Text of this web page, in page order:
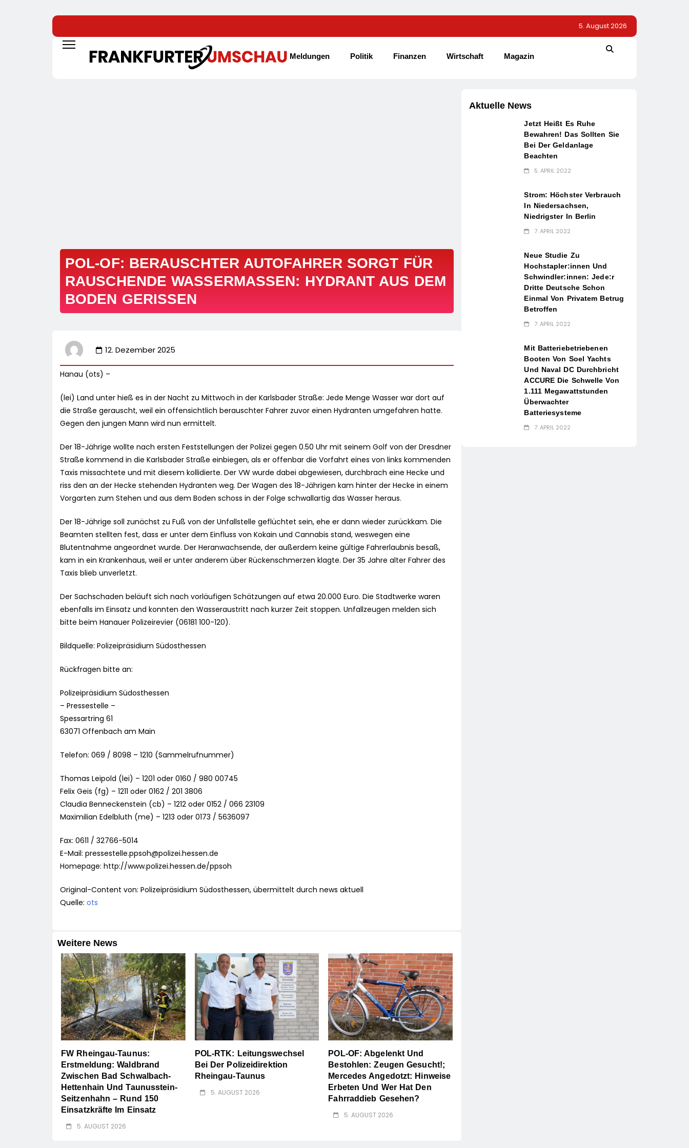
5. August 2026
Meldungen Politik Finanzen Wirtschaft Magazin
POL-OF: BERAUSCHTER AUTOFAHRER SORGT FÜR
RAUSCHENDE WASSERMASSEN: HYDRANT AUS DEM
BODEN GERISSEN
12. Dezember 2025
Hanau (ots) –
(lei) Land unter hieß es in der Nacht zu Mittwoch in der Karlsbader Straße: Jede Menge Wasser war dort auf
die Straße gerauscht, weil ein offensichtlich berauschter Fahrer zuvor einen Hydranten umgefahren hatte.
Gegen den jungen Mann wird nun ermittelt.
Der 18-Jährige wollte nach ersten Feststellungen der Polizei gegen 0.50 Uhr mit seinem Golf von der Dresdner
Straße kommend in die Karlsbader Straße einbiegen, als er offenbar die Vorfahrt eines von links kommenden
Taxis missachtete und mit diesem kollidierte. Der VW wurde dabei abgewiesen, durchbrach eine Hecke und
riss den an der Hecke stehenden Hydranten weg. Der Wagen des 18-Jährigen kam hinter der Hecke in einem
Vorgarten zum Stehen und aus dem Boden schoss in der Folge schwallartig das Wasser heraus.
Der 18-Jährige soll zunächst zu Fuß von der Unfallstelle geflüchtet sein, ehe er dann wieder zurückkam. Die
Beamten stellten fest, dass er unter dem Einfluss von Kokain und Cannabis stand, weswegen eine
Blutentnahme angeordnet wurde. Der Heranwachsende, der außerdem keine gültige Fahrerlaubnis besaß,
kam in ein Krankenhaus, weil er unter anderem über Rückenschmerzen klagte. Der 35 Jahre alter Fahrer des
Taxis blieb unverletzt.
Der Sachschaden beläuft sich nach vorläufigen Schätzungen auf etwa 20.000 Euro. Die Stadtwerke waren
ebenfalls im Einsatz und konnten den Wasseraustritt nach kurzer Zeit stoppen. Unfallzeugen melden sich
bitte beim Hanauer Polizeirevier (06181 100-120).
Bildquelle: Polizeipräsidium Südosthessen
Rückfragen bitte an:
Polizeipräsidium Südosthessen
– Pressestelle –
Spessartring 61
63071 Offenbach am Main
Telefon: 069 / 8098 – 1210 (Sammelrufnummer)
Thomas Leipold (lei) – 1201 oder 0160 / 980 00745
Felix Geis (fg) – 1211 oder 0162 / 201 3806
Claudia Benneckenstein (cb) – 1212 oder 0152 / 066 23109
Maximilian Edelbluth (me) – 1213 oder 0173 / 5636097
Fax: 0611 / 32766-5014
E-Mail: pressestelle.ppsoh@polizei.hessen.de
Homepage: http://www.polizei.hessen.de/ppsoh
Original-Content von: Polizeipräsidium Südosthessen, übermittelt durch news aktuell
Quelle: ots
Weitere News
FW Rheingau-Taunus:
Erstmeldung: Waldbrand
Zwischen Bad Schwalbach-
Hettenhain Und Taunusstein-
Seitzenhahn – Rund 150
Einsatzkräfte Im Einsatz
5. AUGUST 2026
POL-RTK: Leitungswechsel
Bei Der Polizeidirektion
Rheingau-Taunus
5. AUGUST 2026
POL-OF: Abgelenkt Und
Bestohlen: Zeugen Gesucht!;
Mercedes Angedotzt: Hinweise
Erbeten Und Wer Hat Den
Fahrraddieb Gesehen?
5. AUGUST 2026
Aktuelle News
Jetzt Heißt Es Ruhe
Bewahren! Das Sollten Sie
Bei Der Geldanlage
Beachten
5. APRIL 2022
Strom: Höchster Verbrauch
In Niedersachsen,
Niedrigster In Berlin
7. APRIL 2022
Neue Studie Zu
Hochstapler:innen Und
Schwindler:innen: Jede:r
Dritte Deutsche Schon
Einmal Von Privatem Betrug
Betroffen
7. APRIL 2022
Mit Batteriebetriebenen
Booten Von Soel Yachts
Und Naval DC Durchbricht
ACCURE Die Schwelle Von
1.111 Megawattstunden
Überwachter
Batteriesysteme
7. APRIL 2022